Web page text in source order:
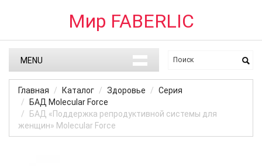
Мир FABERLIC
MENU
Главная Каталог Здоровье
Серия
БАД Molecular Force
БАД «Поддержка репродуктивной системы для
женщин» Molecular Force